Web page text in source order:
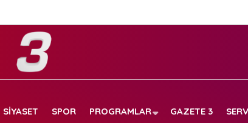
SIYASET SPOR PROGRAMLAR GAZETE 3